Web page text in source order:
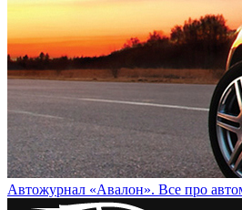
Автожурнал «Авалон». Все про